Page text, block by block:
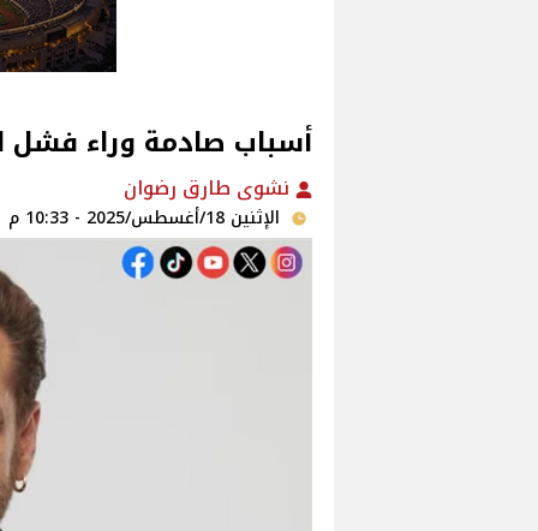
أسباب صادمة وراء فشل
نشوى طارق رضوان
الإثنين 18/أغسطس/2025 - 10:33 م